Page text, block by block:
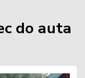
do auta